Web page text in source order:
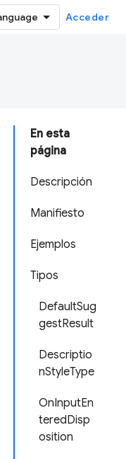
Acceder
En esta
página
Descripción
Manifiesto
Ejemplos
Tipos
DefaultSug
gestResult
Descriptio
nStyleType
OnInputEn
teredDisp
osition